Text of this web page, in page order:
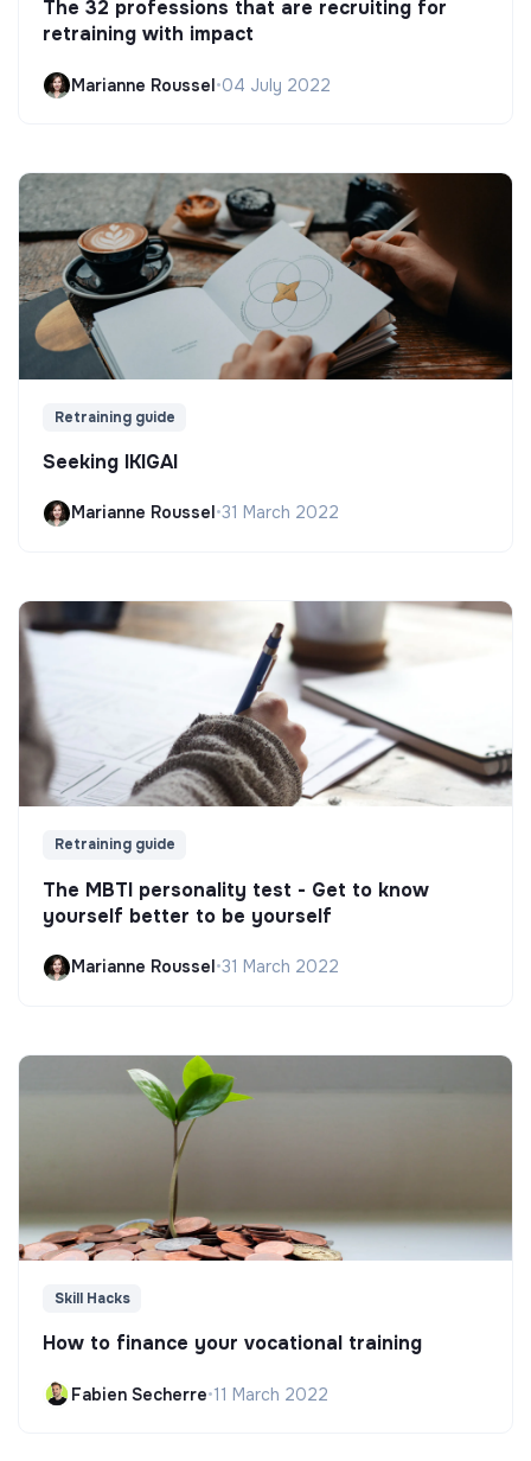
The 32 professions that are recruiting for
retraining with impact
Marianne Roussel•04 July 2022
Retraining guide
Seeking IKIGAI
Marianne Roussel •31 March 2022
Retraining guide
The MBTI personality test - Get to know
yourself better to be yourself
Marianne Roussel•31 March 2022
Skill Hacks
How to finance your vocational training
Fabien Secherre•11 March 2022